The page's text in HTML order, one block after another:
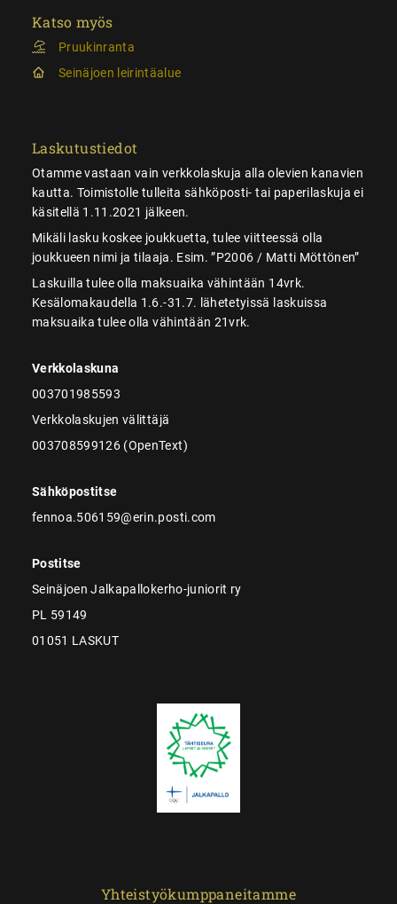
Katso myös
Pruukinranta
Seinäjoen leirintäalue
Laskutustiedot
Otamme vastaan vain verkkolaskuja alla olevien kanavien
kautta. Toimistolle tulleita sähköposti- tai paperilaskuja ei
käsitellä 1.11.2021 jälkeen.
Mikäli lasku koskee joukkuetta, tulee viitteessä olla
joukkueen nimi ja tilaaja. Esim. ”P2006 / Matti Möttönen”
Laskuilla tulee olla maksuaika vähintään 14vrk.
Kesälomakaudella 1.6.-31.7. lähetetyissä laskuissa
maksuaika tulee olla vähintään 21vrk.
Verkkolaskuna
003701985593
Verkkolaskujen välittäjä
003708599126 (OpenText)
Sähköpostitse
fennoa.506159@erin.posti.com
Postitse
Seinäjoen Jalkapallokerho-juniorit ry
PL 59149
01051 LASKUT
Yhteistyökumppaneitamme